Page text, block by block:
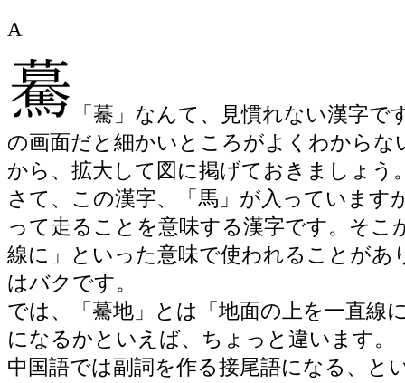
A
「驀」なんて、見慣れない漢字で
の画面だと細かいところがよくわからな
から、拡大して図に掲げておきましょう
さて、この漢字、「馬」が入っています
って走ることを意味する漢字です。そこ
線に」といった意味で使われることがあ
はバクです。
では、「驀地」とは「地面の上を一直線
になるかといえば、ちょっと違います。
中国語では副詞を作る接尾語になる、と